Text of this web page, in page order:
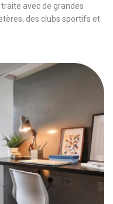
avec de grandes
des clubs sportifs et